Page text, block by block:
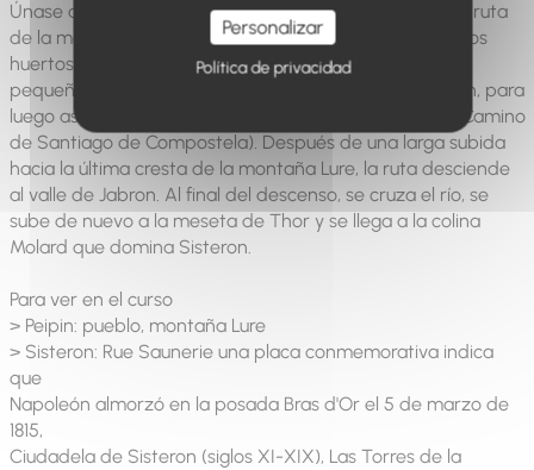
Únase al puente Volonne. Cruzar el Durance y seguir la ruta
de la margen izquierda remontando el río bordeando los
huertos. La ruta continúa valle arriba por senderos y
pequeñas carreteras llanas. Se llega al pueblo de Peipin, para
luego ascender a las montañas siguiendo el GR653D (Camino
de Santiago de Compostela). Después de una larga subida
hacia la última cresta de la montaña Lure, la ruta desciende
al valle de Jabron. Al final del descenso, se cruza el río, se
sube de nuevo a la meseta de Thor y se llega a la colina
Molard que domina Sisteron.
Para ver en el curso
> Peipin: pueblo, montaña Lure
> Sisteron: Rue Saunerie una placa conmemorativa indica
que
Napoleón almorzó en la posada Bras d'Or el 5 de marzo de
1815,
Ciudadela de Sisteron (siglos XI-XIX), Las Torres de la
Personalizar
Política de privacidad